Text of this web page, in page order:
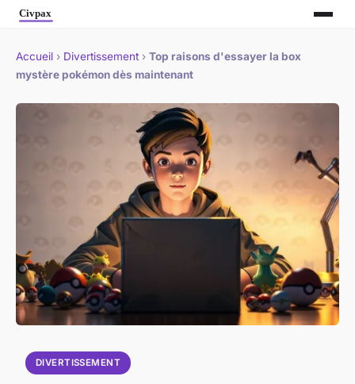
Accueil › Divertissement › Top raisons d'essayer la box
mystère pokémon dès maintenant
DIVERTISSEMENT